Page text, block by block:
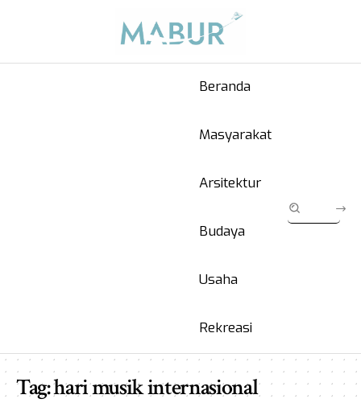
Beranda
Masyarakat
Arsitektur
Budaya
Usaha
Rekreasi
Tag:hari musik internasional